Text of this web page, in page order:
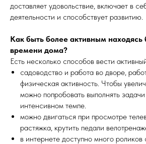
доставляет удовольствие, включает в
деятельности и способствует развитию.
Как быть более активным находясь
времени дома?
Есть несколько способов вести
садоводство и работа во дворе,
физическая активность. Чтобы
можно попробовать выполнять
интенсивном темпе.
можно двигаться при просмотре
растяжка, крутить педали
в интернете доступно много